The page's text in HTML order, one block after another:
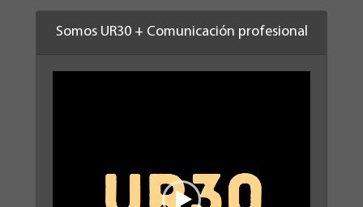
Somos UR30 + Comunicación profesional